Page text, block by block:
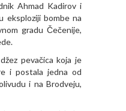
Ahmad Kadirov i
eksploziji bombe na
gradu Čečenije,
pevačica koja je
i postala jedna od
i na Brodveju,